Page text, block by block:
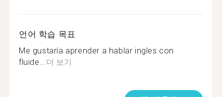
언어 학습 목표
Me gustaría aprender a hablar ingles con
fluide... 더 보기